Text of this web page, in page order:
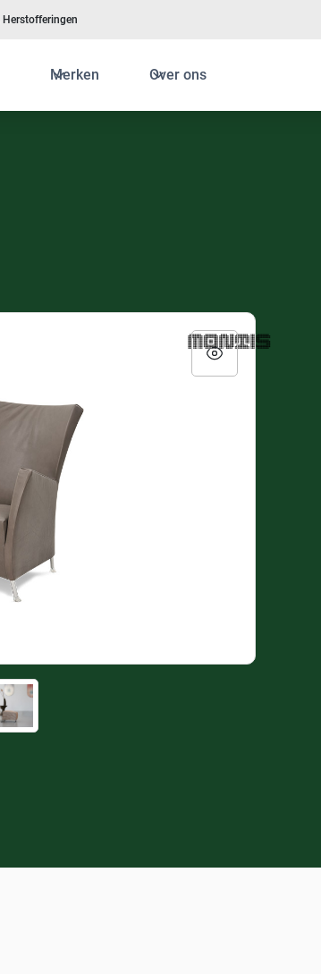
Herstofferingen
Merken Over ons